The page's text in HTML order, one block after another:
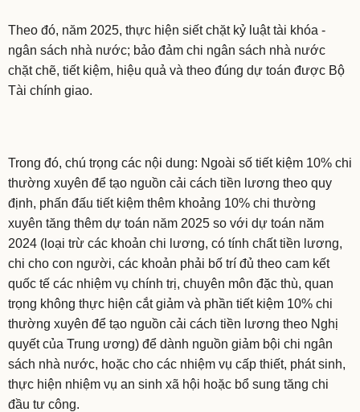
Theo đó, năm 2025, thực hiện siết chặt kỷ luật tài khóa -
ngân sách nhà nước; bảo đảm chi ngân sách nhà nước
chặt chẽ, tiết kiệm, hiệu quả và theo đúng dự toán được Bộ
Tài chính giao.
Trong đó, chú trọng các nội dung: Ngoài số tiết kiệm 10% chi
thường xuyên để tạo nguồn cải cách tiền lương theo quy
định, phấn đấu tiết kiệm thêm khoảng 10% chi thường
xuyên tăng thêm dự toán năm 2025 so với dự toán năm
2024 (loại trừ các khoản chi lương, có tính chất tiền lương,
chi cho con người, các khoản phải bố trí đủ theo cam kết
quốc tế các nhiệm vụ chính trị, chuyên môn đặc thù, quan
trọng không thực hiện cắt giảm và phần tiết kiệm 10% chi
thường xuyên để tạo nguồn cải cách tiền lương theo Nghị
quyết của Trung ương) để dành nguồn giảm bội chi ngân
sách nhà nước, hoặc cho các nhiệm vụ cấp thiết, phát sinh,
thực hiện nhiệm vụ an sinh xã hội hoặc bổ sung tăng chi
đầu tư công.